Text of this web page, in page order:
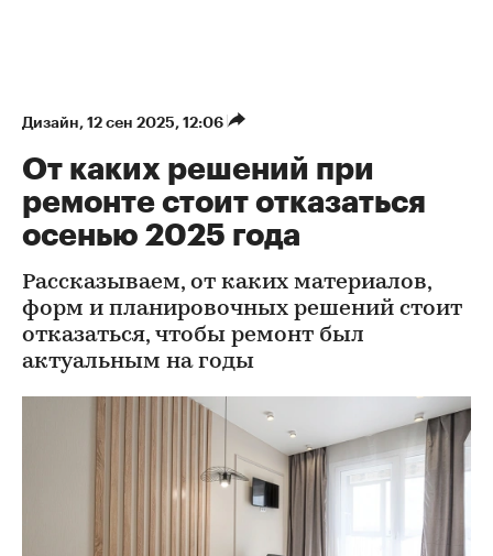
Дизайн⁠, 12 сен 2025, 12:06
От каких решений при
ремонте стоит отказаться
осенью 2025 года
Рассказываем, от каких материалов,
форм и планировочных решений стоит
отказаться, чтобы ремонт был
актуальным на годы